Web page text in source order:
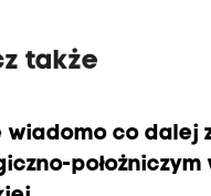
także
wiadomo co dalej
położniczym